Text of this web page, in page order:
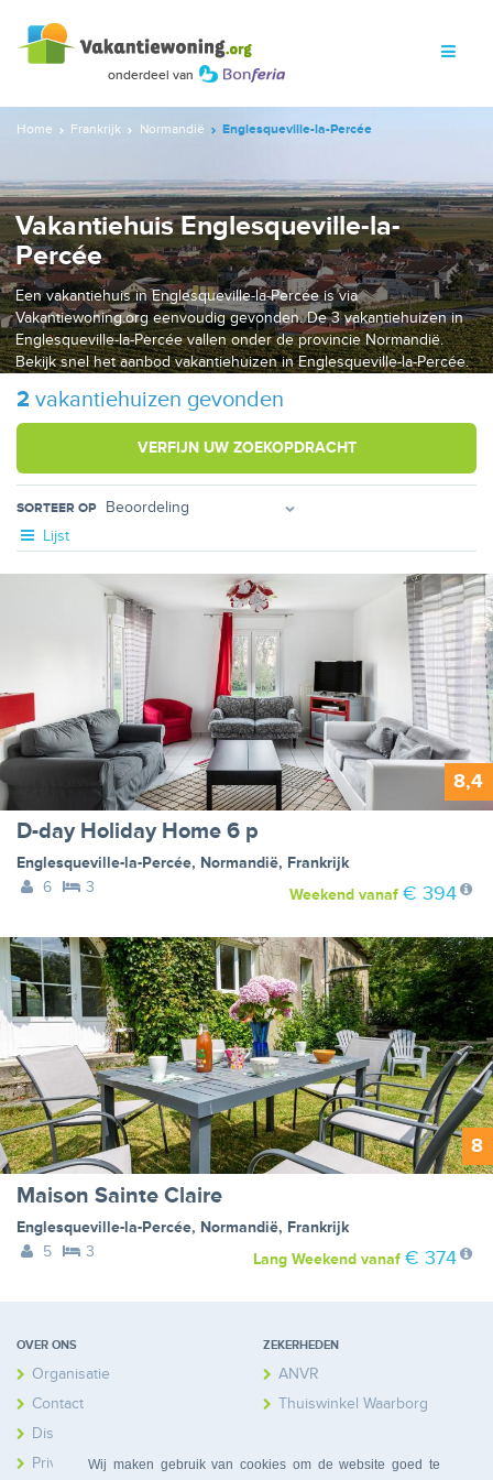
Wij maken gebruik van cookies om de website goed te
Home Frankrijk Normandië Englesqueville-la-Percée
Vakantiehuis Englesqueville-la-
Percée
Een vakantiehuis in Englesqueville-la-Percée is via
Vakantiewoning.org eenvoudig gevonden. De 3 vakantiehuizen in
Englesqueville-la-Percée vallen onder de provincie Normandië.
Bekijk snel het aanbod vakantiehuizen in Englesqueville-la-Percée.
2 vakantiehuizen gevonden
VERFIJN UW ZOEKOPDRACHT
SORTEER OP
Lijst
8,4
D-day Holiday Home 6 p
Englesqueville-la-Percée, Normandië, Frankrijk
6
3 Weekendvanaf € 394
8
Maison Sainte Claire
Englesqueville-la-Percée, Normandië, Frankrijk
5
3 Lang Weekendvanaf € 374
OVER ONS
Organisatie
Contact
Disclaimer
Privacy
ZEKERHEDEN
ANVR
Thuiswinkel Waarborg